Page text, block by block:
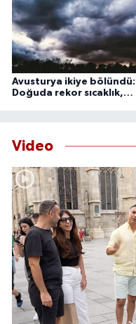
çekilmeyeceğini söyledi.
Avusturya ikiye bölündü:
Doğuda rekor sıcaklık,
Video